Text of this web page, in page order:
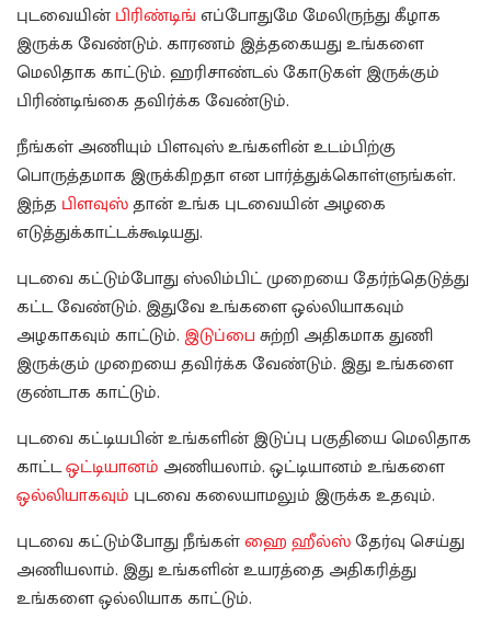
புடவையின்பிரிண்டிங்எப்போதுமே மேலிருந்து கீழாக
இருக்க வேண்டும். காரணம் இத்தகையது உங்களை
மெலிதாக காட்டும். ஹரிசாண்டல் கோடுகள் இருக்கும்
பிரிண்டிங்கை தவிர்க்க வேண்டும்.
நீங்கள் அணியும் பிளவுஸ் உங்களின் உடம்பிற்கு
பொருத்தமாக இருக்கிறதா என பார்த்துக்கொள்ளுங்கள்.
இந்த பிளவுஸ்தான் உங்க புடவையின் அழகை
எடுத்துக்காட்டக்கூடியது.
புடவை கட்டும்போது ஸ்லிம்பிட் முறையை தேர்ந்தெடுத்து
கட்ட வேண்டும். இதுவே உங்களை ஒல்லியாகவும்
அழகாகவும் காட்டும்.இடுப்பைசுற்றி அதிகமாக துணி
இருக்கும் முறையை தவிர்க்க வேண்டும். இது உங்களை
குண்டாக காட்டும்.
புடவை கட்டியபின் உங்களின் இடுப்பு பகுதியை மெலிதாக
காட்டஒட்டியானம்அணியலாம். ஒட்டியானம் உங்களை
ஒல்லியாகவும் புடவை கலையாமலும் இருக்க உதவும்.
புடவை கட்டும்போது நீங்கள்ஹை ஹீல்ஸ்தேர்வு செய்து
அணியலாம். இது உங்களின் உயரத்தை அதிகரித்து
உங்களை ஒல்லியாக காட்டும்.